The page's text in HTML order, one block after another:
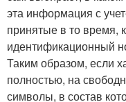
эта информация с
принятые в то время,
идентификационный
Таким образом, если
полностью, на
символы, в состав